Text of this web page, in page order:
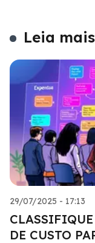
Leia
29/07/2025 - 17:13
CLASSIFIQUE
DE CUSTO